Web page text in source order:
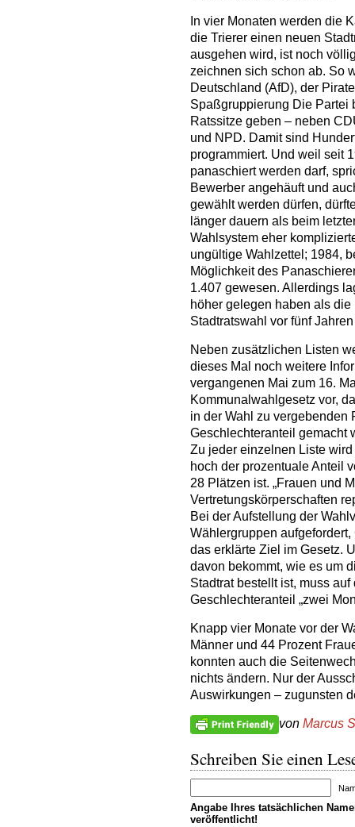
In vier Monaten werden die
die Trierer einen neuen
ausgehen wird, ist noch
zeichnen sich schon ab. So
Deutschland (AfD), der
Spaßgruppierung Die Partei
Ratssitze geben – neben
und NPD. Damit sind
programmiert. Und weil seit
panaschiert werden darf,
Bewerber angehäuft und
gewählt werden dürfen,
länger dauern als beim
Wahlsystem eher
ungültige Wahlzettel; 1984,
Möglichkeit des
1.407 gewesen. Allerdings
höher gelegen haben als
Stadtratswahl vor fünf
Neben zusätzlichen Listen
dieses Mal noch weitere
vergangenen Mai zum 16.
Kommunalwahlgesetz vor,
in der Wahl zu vergebenden
Geschlechteranteil gemacht
Zu jeder einzelnen Liste
hoch der prozentuale Anteil
28 Plätzen ist. „Frauen und
Vertretungskörperschaften
Bei der Aufstellung der
Wählergruppen
das erklärte Ziel im Gesetz.
davon bekommt, wie es um
Stadtrat bestellt ist, muss
Geschlechteranteil „zwei
Knapp vier Monate vor der
Männer und 44 Prozent
konnten auch die
nichts ändern. Nur der
Auswirkungen – zugunsten
von Marcus
Schreiben Sie einen
Angabe Ihres tatsächlichen
veröffentlicht!